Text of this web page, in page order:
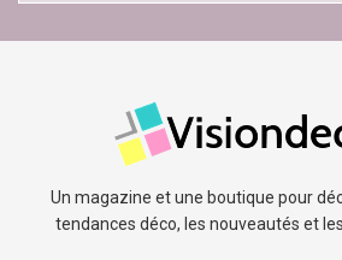
Un magazine et une boutique pour
tendances déco, les nouveautés et